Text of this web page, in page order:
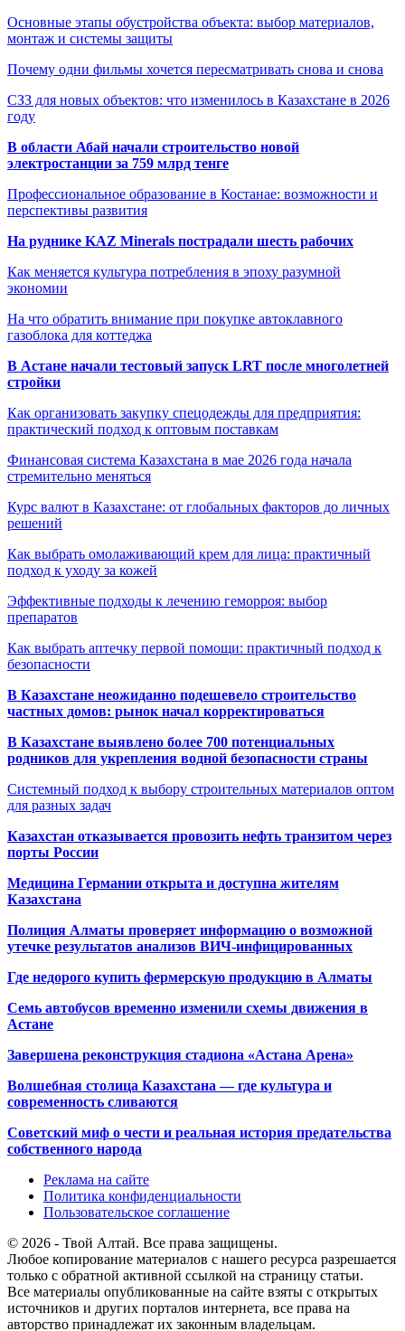
Основные этапы обустройства объекта: выбор материалов,
монтаж и системы защиты
Почему одни фильмы хочется пересматривать снова и снова
СЗЗ для новых объектов: что изменилось в Казахстане в 2026
году
В области Абай начали строительство новой
электростанции за 759 млрд тенге
Профессиональное образование в Костанае: возможности и
перспективы развития
На руднике KAZ Minerals пострадали шесть рабочих
Как меняется культура потребления в эпоху разумной
экономии
На что обратить внимание при покупке автоклавного
газоблока для коттеджа
В Астане начали тестовый запуск LRT после многолетней
стройки
Как организовать закупку спецодежды для предприятия:
практический подход к оптовым поставкам
Финансовая система Казахстана в мае 2026 года начала
стремительно меняться
Курс валют в Казахстане: от глобальных факторов до личных
решений
Как выбрать омолаживающий крем для лица: практичный
подход к уходу за кожей
Эффективные подходы к лечению геморроя: выбор
препаратов
Как выбрать аптечку первой помощи: практичный подход к
безопасности
В Казахстане неожиданно подешевело строительство
частных домов: рынок начал корректироваться
В Казахстане выявлено более 700 потенциальных
родников для укрепления водной безопасности страны
Системный подход к выбору строительных материалов оптом
для разных задач
Казахстан отказывается провозить нефть транзитом через
порты России
Медицина Германии открыта и доступна жителям
Казахстана
Полиция Алматы проверяет информацию о возможной
утечке результатов анализов ВИЧ-инфицированных
Где недорого купить фермерскую продукцию в Алматы
Семь автобусов временно изменили схемы движения в
Астане
Завершена реконструкция стадиона «Астана Арена»
Волшебная столица Казахстана — где культура и
современность сливаются
Советский миф о чести и реальная история предательства
собственного народа
Реклама на сайте
Политика конфиденциальности
Пользовательское соглашение
© 2026 - Твой Алтай. Все права защищены.
Любое копирование материалов с нашего ресурса разрешается
только с обратной активной ссылкой на страницу статьи.
Все материалы опубликованные на сайте взяты с открытых
источников и других порталов интернета, все права на
авторство принадлежат их законным владельцам.